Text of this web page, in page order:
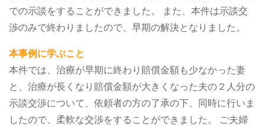
での示談をすることができました。
また、本件は示談交
渉のみで終わりましたので、早期の解決となりました。
本事例に学ぶこと
本件では、治療が早期に終わり賠償金額も少なかった妻
と、治療が長くなり賠償金額が大きくなった夫の２人分の
示談交渉について、依頼者の方の了承の下、同時に行いま
したので、柔軟な交渉をすることができました。
ご夫婦